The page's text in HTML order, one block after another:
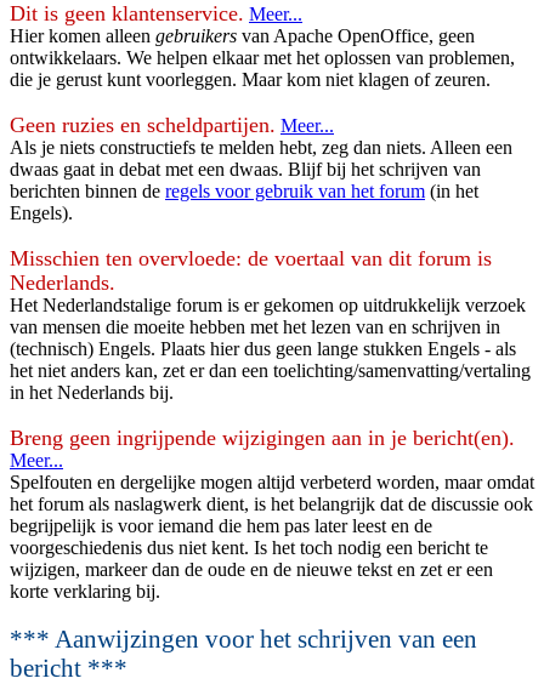
Dit is geen klantenservice. Meer...
Hier komen alleen gebruikers van Apache OpenOffice, geen
ontwikkelaars. We helpen elkaar met het oplossen van problemen,
die je gerust kunt voorleggen. Maar kom niet klagen of zeuren.
Geen ruzies en scheldpartijen. Meer...
Als je niets constructiefs te melden hebt, zeg dan niets. Alleen een
dwaas gaat in debat met een dwaas. Blijf bij het schrijven van
berichten binnen de regels voor gebruik van het forum (in het
Engels).
Misschien ten overvloede: de voertaal van dit forum is
Nederlands.
Het Nederlandstalige forum is er gekomen op uitdrukkelijk verzoek
van mensen die moeite hebben met het lezen van en schrijven in
(technisch) Engels. Plaats hier dus geen lange stukken Engels - als
het niet anders kan, zet er dan een toelichting/samenvatting/vertaling
in het Nederlands bij.
Breng geen ingrijpende wijzigingen aan in je bericht(en).
Meer...
Spelfouten en dergelijke mogen altijd verbeterd worden, maar omdat
het forum als naslagwerk dient, is het belangrijk dat de discussie ook
begrijpelijk is voor iemand die hem pas later leest en de
voorgeschiedenis dus niet kent. Is het toch nodig een bericht te
wijzigen, markeer dan de oude en de nieuwe tekst en zet er een
korte verklaring bij.
*** Aanwijzingen voor het schrijven van een
bericht ***